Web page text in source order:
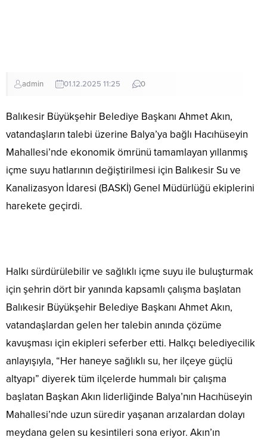
admin 01.12.2025 11:25 0
Balıkesir Büyükşehir Belediye Başkanı Ahmet Akın,
vatandaşların talebi üzerine Balya’ya bağlı Hacıhüseyin
Mahallesi’nde ekonomik ömrünü tamamlayan yıllanmış
içme suyu hatlarının değiştirilmesi için Balıkesir Su ve
Kanalizasyon İdaresi (BASKİ) Genel Müdürlüğü ekiplerini
harekete geçirdi.
Halkı sürdürülebilir ve sağlıklı içme suyu ile buluşturmak
için şehrin dört bir yanında kapsamlı çalışma başlatan
Balıkesir Büyükşehir Belediye Başkanı Ahmet Akın,
vatandaşlardan gelen her talebin anında çözüme
kavuşması için ekipleri seferber etti. Halkçı belediyecilik
anlayışıyla, “Her haneye sağlıklı su, her ilçeye güçlü
altyapı” diyerek tüm ilçelerde hummalı bir çalışma
başlatan Başkan Akın liderliğinde Balya’nın Hacıhüseyin
Mahallesi’nde uzun süredir yaşanan arızalardan dolayı
meydana gelen su kesintileri sona eriyor. Akın’ın